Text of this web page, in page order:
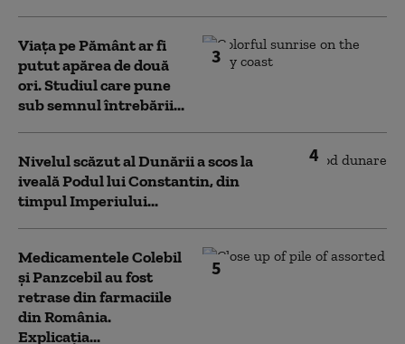
3
Viața pe Pământ ar fi
putut apărea de două
ori. Studiul care pune
sub semnul întrebării...
4
Nivelul scăzut al Dunării a scos la
iveală Podul lui Constantin, din
timpul Imperiului...
5
Medicamentele Colebil
și Panzcebil au fost
retrase din farmaciile
din România.
Explicația...